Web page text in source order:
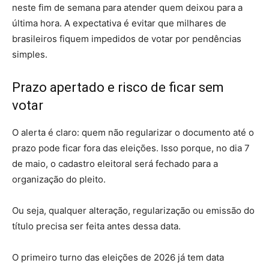
neste fim de semana para atender quem deixou para a
última hora. A expectativa é evitar que milhares de
brasileiros fiquem impedidos de votar por pendências
simples.
Prazo apertado e risco de ficar sem
votar
O alerta é claro: quem não regularizar o documento até o
prazo pode ficar fora das eleições. Isso porque, no dia 7
de maio, o cadastro eleitoral será fechado para a
organização do pleito.
Ou seja, qualquer alteração, regularização ou emissão do
título precisa ser feita antes dessa data.
O primeiro turno das eleições de 2026 já tem data